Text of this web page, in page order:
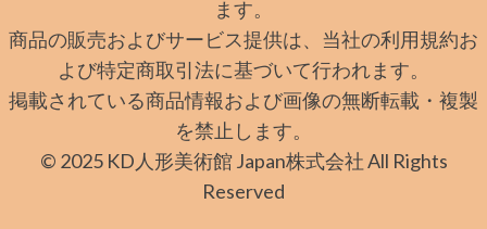
ます。
商品の販売およびサービス提供は、当社の利用規約お
よび特定商取引法に基づいて行われます。
掲載されている商品情報および画像の無断転載・複製
を禁止します。
© 2025 KD人形美術館 Japan株式会社 All Rights
Reserved